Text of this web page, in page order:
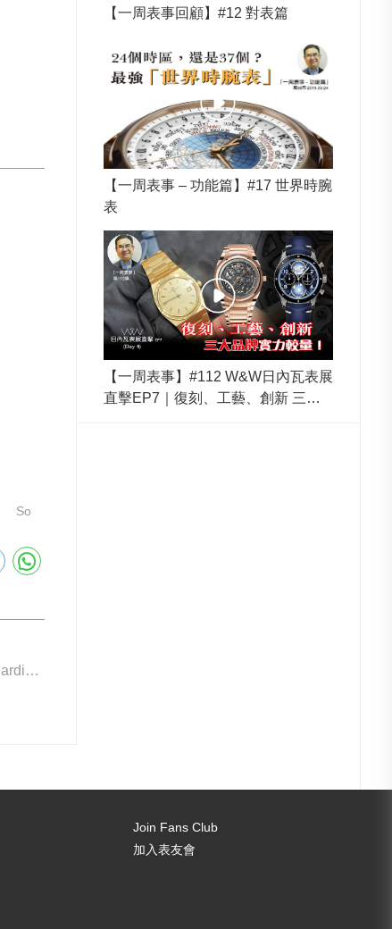
So
下一篇: Ulysse Nardin 雙時區換新貌
【一周表事回顧】#12 對表篇
【一周表事 – 功能篇】#17 世界時腕
表
【一周表事】#112 W&W日內瓦表展
直擊EP7｜復刻、工藝、創新 三大
Join Fans Club
加入表友會